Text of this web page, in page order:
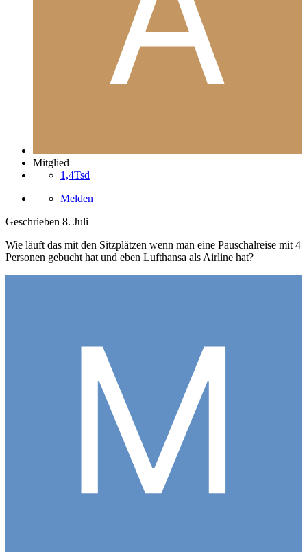
Mitglied
1,4Tsd
Melden
Geschrieben 8. Juli
Wie läuft das mit den Sitzplätzen wenn man eine Pauschalreise mit 4
Personen gebucht hat und eben Lufthansa als Airline hat?